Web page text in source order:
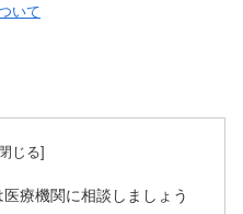
いて
療機関に相談しましょう